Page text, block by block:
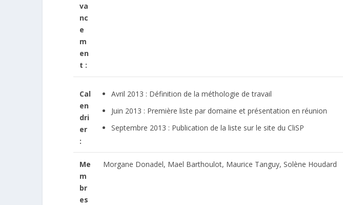
va
nc
e
m
en
t :
Cal
en
dri
er
:
Avril 2013 : Définition de la méthologie de travail
Juin 2013 : Première liste par domaine et présentation en réunion
Septembre 2013 : Publication de la liste sur le site du CliSP
Me
m
br
es
Morgane Donadel, Mael Barthoulot, Maurice Tanguy, Solène Houdard